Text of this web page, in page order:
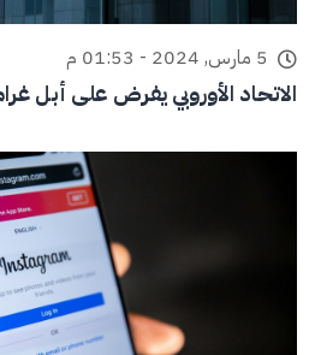
5 مارس, 2024 - 01:53 م
الاتحاد الأوروبي يفرض على أبل